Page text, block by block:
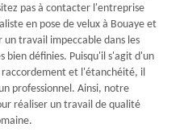
pas à contacter l'entreprise
en pose de velux à Bouaye et
un travail impeccable dans les
bien définies. Puisqu'il s'agit d'un
et l'étanchéité, il
professionnel. Ainsi, notre
réaliser un travail de qualité